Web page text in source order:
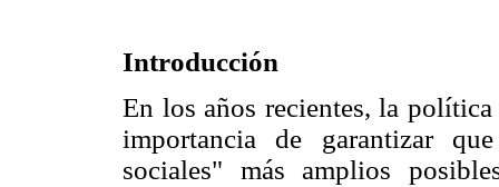
Introducción
En los años recientes, la
importancia de garantizar
sociales" más amplios